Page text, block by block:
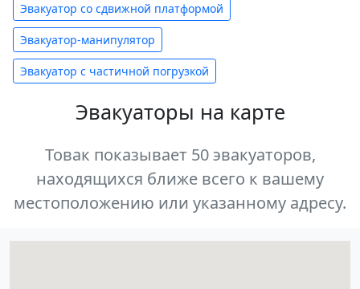
Эвакуатор со сдвижной платформой
Эвакуатор-манипулятор
Эвакуатор с частичной погрузкой
Эвакуаторы на карте
Товак показывает 50 эвакуаторов,
находящихся ближе всего к вашему
местоположению или указанному адресу.